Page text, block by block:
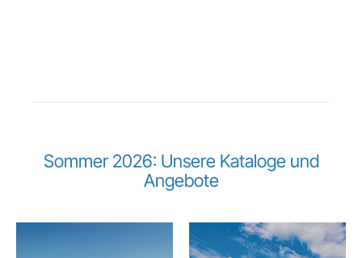
Sommer 2026: Unsere Kataloge und
Angebote